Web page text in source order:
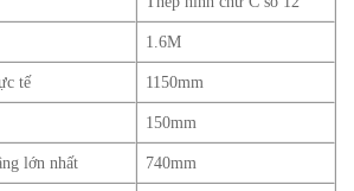
1.6M
tế 1150mm
150mm
lớn nhất 740mm